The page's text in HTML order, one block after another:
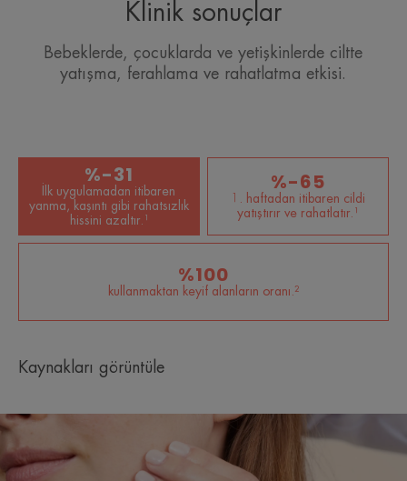
Klinik sonuçlar
Bebeklerde, çocuklarda ve yetişkinlerde ciltte
yatışma, ferahlama ve rahatlatma etkisi.
%-31
İlk uygulamadan itibaren
yanma, kaşıntı gibi rahatsızlık
hissini azaltır.¹
%-65
1. haftadan itibaren cildi
yatıştırır ve rahatlatır.¹
%100
kullanmaktan keyif alanların oranı.²
Kaynakları görüntüle